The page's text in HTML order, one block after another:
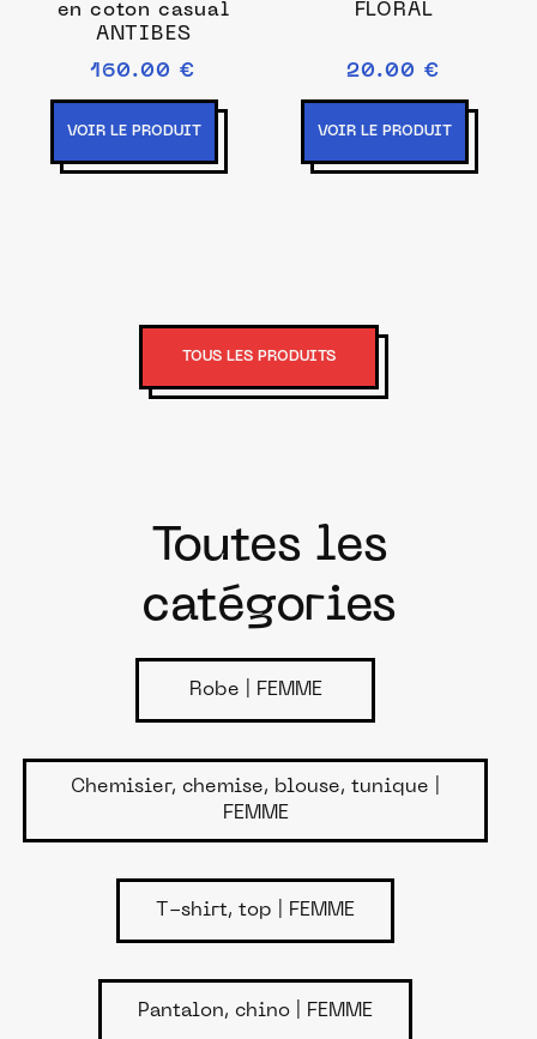
en coton casual
ANTIBES
160.00 €
VOIR LE PRODUIT
FLORAL
20.00 €
VOIR LE PRODUIT
TOUS LES PRODUITS
Toutes les
catégories
Robe | FEMME
Chemisier, chemise, blouse, tunique |
FEMME
T-shirt, top | FEMME
Pantalon, chino | FEMME